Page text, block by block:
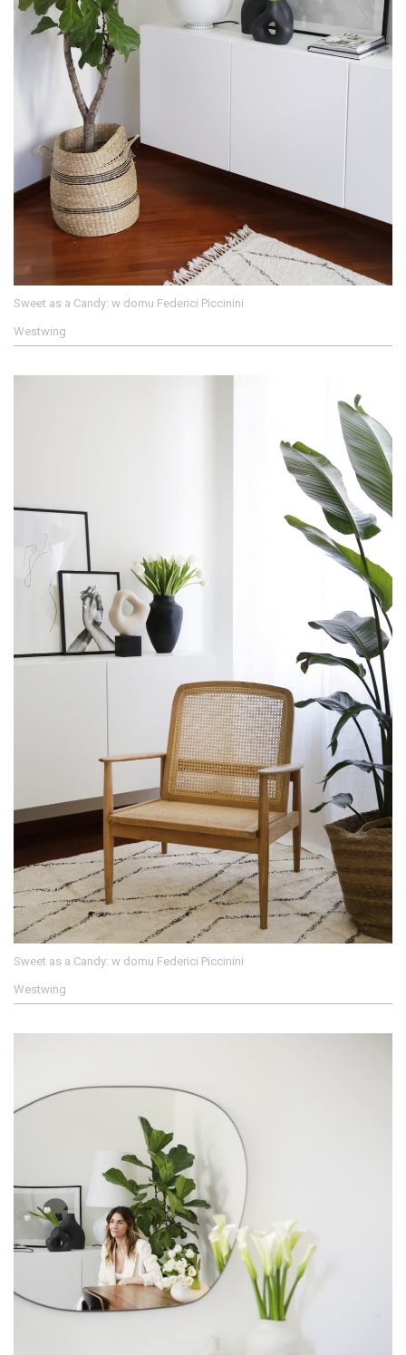
Sweet as a Candy: w domu Federici Piccinini
Westwing
Sweet as a Candy: w domu Federici Piccinini
Westwing